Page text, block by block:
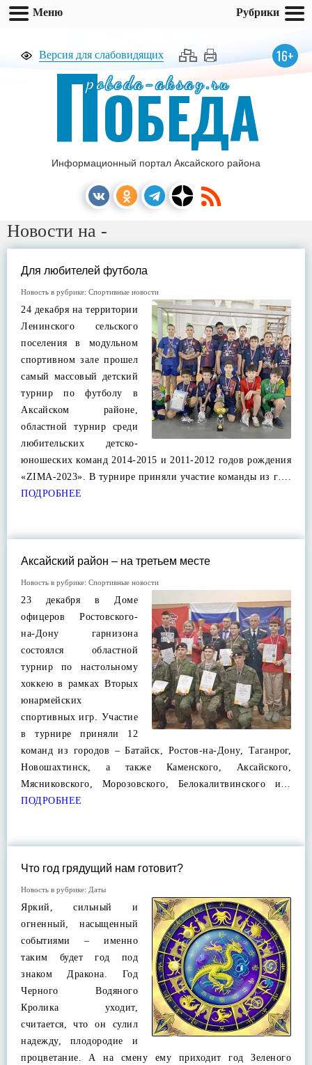
Версия для слабовидящих 16+
pobeda-aksay.ru
ПОБЕДА
Информационный портал Аксайского района
Новости на -
Для любителей футбола
Новость в рубрике: Спортивные новости
24 декабря на территории
Ленинского сельского
поселения в модульном
спортивном зале прошел
самый массовый детский
турнир по футболу в
Аксайском районе,
областной турнир среди
любительских детско-
юношеских команд 2014-2015 и 2011-2012 годов рождения
«ZIMA-2023». В турнире приняли участие команды из г….
ПОДРОБНЕЕ
Аксайский район – на третьем месте
Новость в рубрике: Спортивные новости
23 декабря в Доме
офицеров Ростовского-
на-Дону гарнизона
состоялся областной
турнир по настольному
хоккею в рамках Вторых
юнармейских
спортивных игр. Участие
в турнире приняли 12
команд из городов – Батайск, Ростов-на-Дону, Таганрог,
Новошахтинск, а также Каменского, Аксайского,
Мясниковского, Морозовского, Белокалитвинского и…
ПОДРОБНЕЕ
Что год грядущий нам готовит?
Новость в рубрике: Даты
Яркий, сильный и
огненный, насыщенный
событиями – именно
таким будет год под
знаком Дракона. Год
Черного Водяного
Кролика уходит,
считается, что он сулил
надежду, плодородие и
процветание. А на смену ему приходит год Зеленого
Меню Рубрики